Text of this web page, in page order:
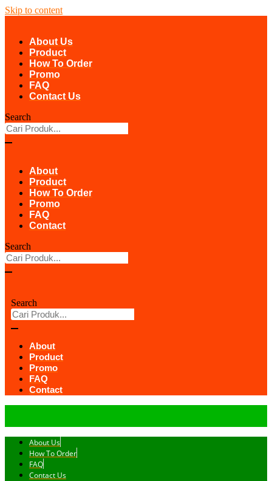
Skip to content
About Us
Product
How To Order
Promo
FAQ
Contact Us
Search
About
Product
How To Order
Promo
FAQ
Contact
Search
Search
About
Product
Promo
FAQ
Contact
About Us
How To Order
FAQ
Contact Us